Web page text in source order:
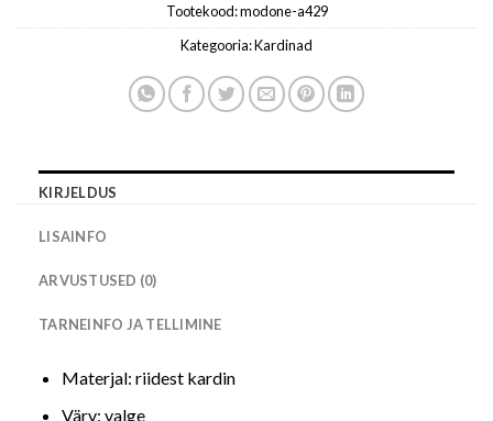
Tootekood:modone-a429
Kategooria:Kardinad
KIRJELDUS
LISAINFO
ARVUSTUSED (0)
TARNEINFO JA TELLIMINE
Materjal: riidest kardin
Värv: valge